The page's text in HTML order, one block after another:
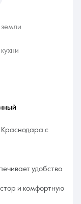
земли
Краснодара с
удобство
и комфортную